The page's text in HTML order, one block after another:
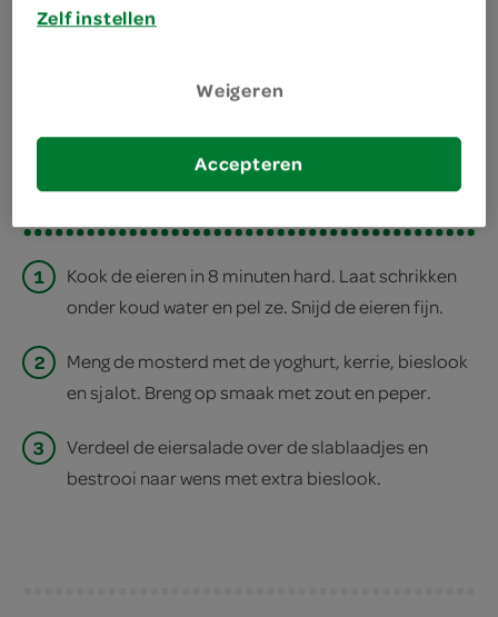
print recept
1
Kook de eieren in 8 minuten hard. Laat schrikken
onder koud water en pel ze. Snijd de eieren fijn.
2
Meng de mosterd met de yoghurt, kerrie, bieslook
en sjalot. Breng op smaak met zout en peper.
3
Verdeel de eiersalade over de slablaadjes en
bestrooi naar wens met extra bieslook.
Zelf instellen
Weigeren
Accepteren